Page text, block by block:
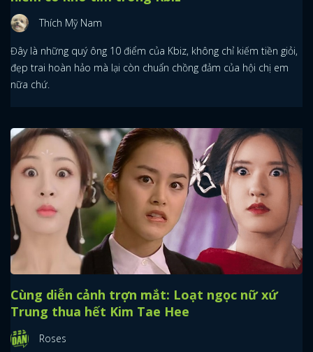
Thích Mỹ Nam
Đây là những quý ông 10 điểm của Kbiz, không chỉ kiếm tiền giỏi,
đẹp trai hoàn hảo mà lại còn chuẩn chồng đảm của hội chị em
nữa chứ.
Cùng diễn cảnh trợn mắt: Loạt ngọc nữ xứ
Trung thua hết Kim Tae Hee
Roses